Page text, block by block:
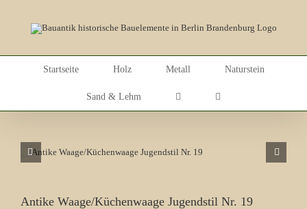
Startseite Holz Metall Naturstein
Sand & Lehm
Antike Waage/Küchenwaage Jugendstil Nr. 19